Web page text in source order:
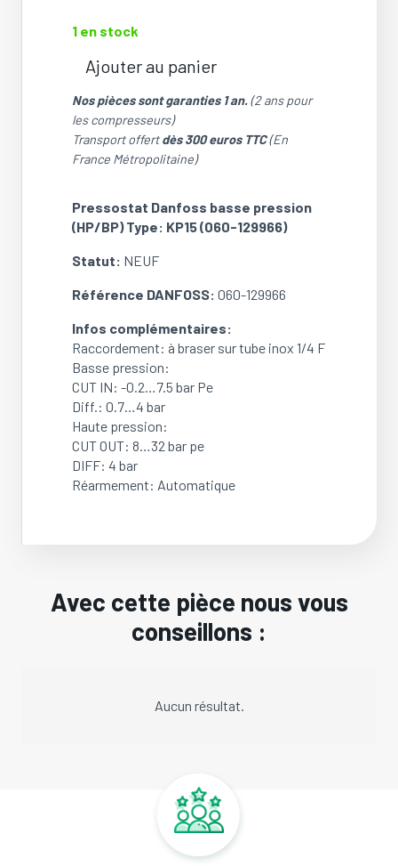
1 en stock
quantité
de
Pressostat
Danfoss
basse
Type:
KP15
129966)
(NEUF)
Ajouter au panier
Nos pièces sont garanties 1 an.(2 ans pour
les compresseurs)
Transport offertdès 300 euros TTC(En
France Métropolitaine)
Pressostat Danfoss basse pression
(HP/BP) Type: KP15 (060-129966)
Statut: NEUF
Référence DANFOSS: 060-129966
Infos complémentaires:
Raccordement: à braser sur tube inox 1/4 F
Basse pression:
CUT IN: -0.2…7.5 bar Pe
Diff.: 0.7…4 bar
Haute pression:
CUT OUT: 8…32 bar pe
DIFF: 4 bar
Réarmement: Automatique
Avec cette pièce nous vous
conseillons :
Aucun résultat.